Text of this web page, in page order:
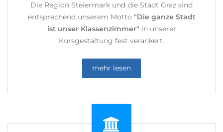
Die Region Steiermark und die Stadt Graz sind
entsprechend unserem Motto "Die ganze Stadt
ist unser Klassenzimmer" in unserer
Kursgestaltung fest verankert.
mehr lesen